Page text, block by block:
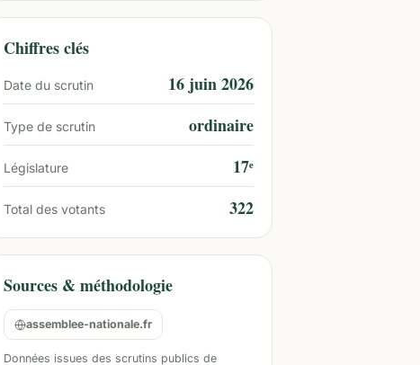
Chiffres clés
Date du scrutin 16 juin 2026
Type de scrutin ordinaire
Législature 17ᵉ
Total des votants 322
Sources & méthodologie
assemblee-nationale.fr
Données issues des scrutins publics de